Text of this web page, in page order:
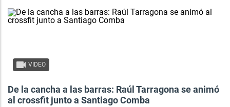
VIDEO
De la cancha a las barras: Raúl Tarragona se animó
al crossfit junto a Santiago Comba